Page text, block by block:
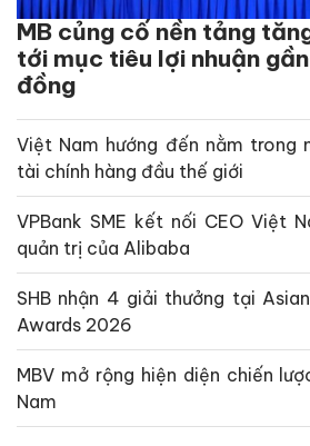
MB củng cố nền tảng
tới mục tiêu lợi nhuận
đồng
Việt Nam hướng đến nằm trong
tài chính hàng đầu thế giới
VPBank SME kết nối CEO Việt
quản trị của Alibaba
SHB nhận 4 giải thưởng tại
Awards 2026
MBV mở rộng hiện diện chiến
Nam